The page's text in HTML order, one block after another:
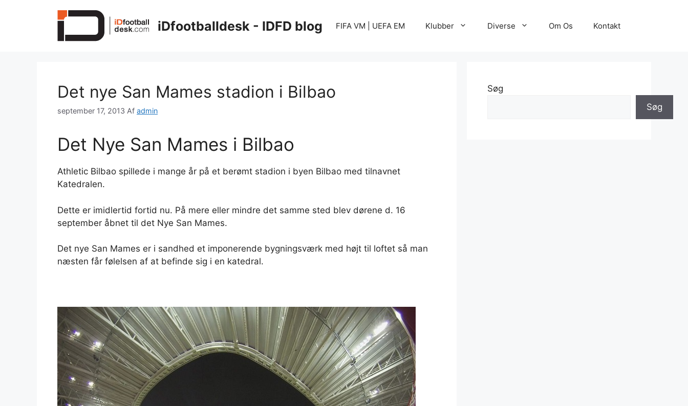
iDfootballdesk - IDFD blog FIFA VM | UEFA EM Klubber Diverse Om Os Kontakt
Det nye San Mames stadion i Bilbao
september 17, 2013 Af admin
Det Nye San Mames i Bilbao
Athletic Bilbao spillede i mange år på et berømt stadion i byen Bilbao med tilnavnet
Katedralen.
Dette er imidlertid fortid nu. På mere eller mindre det samme sted blev dørene d. 16
september åbnet til det Nye San Mames.
Det nye San Mames er i sandhed et imponerende bygningsværk med højt til loftet så man
næsten får følelsen af at befinde sig i en katedral.
Søg
Søg